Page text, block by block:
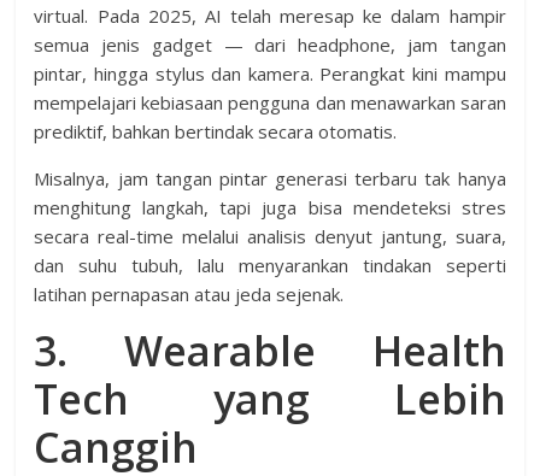
virtual. Pada 2025, AI telah meresap ke dalam hampir
semua jenis gadget — dari headphone, jam tangan
pintar, hingga stylus dan kamera. Perangkat kini mampu
mempelajari kebiasaan pengguna dan menawarkan saran
prediktif, bahkan bertindak secara otomatis.
Misalnya, jam tangan pintar generasi terbaru tak hanya
menghitung langkah, tapi juga bisa mendeteksi stres
secara real-time melalui analisis denyut jantung, suara,
dan suhu tubuh, lalu menyarankan tindakan seperti
latihan pernapasan atau jeda sejenak.
3. Wearable Health
Tech yang Lebih
Canggih